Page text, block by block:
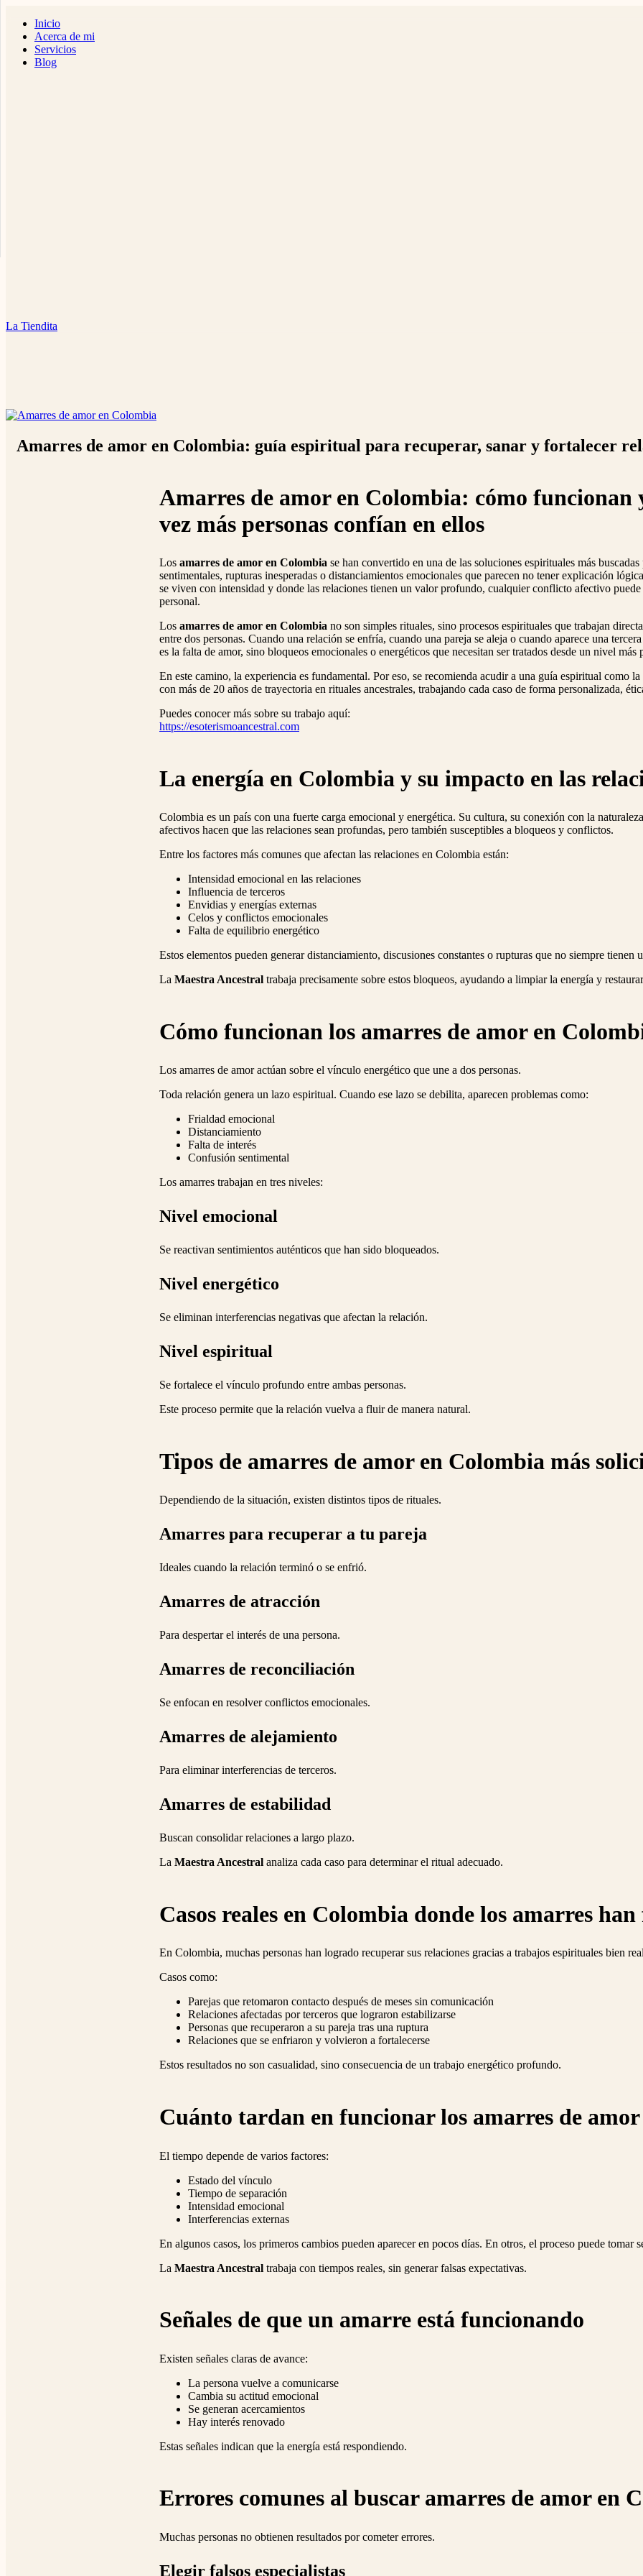
Inicio
Acerca de mi
Servicios
Blog
La Tiendita
Amarres de amor en Colombia: guía espiritual para recuperar, sanar y fortalecer
Amarres de amor en Colombia: cómo funcionan
vez más personas confían en ellos
Los amarres de amor en Colombia se han convertido en una de las soluciones espirituales más
sentimentales, rupturas inesperadas o distanciamientos emocionales que parecen no tener explicación
se viven con intensidad y donde las relaciones tienen un valor profundo, cualquier conflicto afectivo
personal.
Los amarres de amor en Colombia no son simples rituales, sino procesos espirituales que trabajan
entre dos personas. Cuando una relación se enfría, cuando una pareja se aleja o cuando aparece una
es la falta de amor, sino bloqueos emocionales o energéticos que necesitan ser tratados desde un nivel más
En este camino, la experiencia es fundamental. Por eso, se recomienda acudir a una guía espiritual como la
con más de 20 años de trayectoria en rituales ancestrales, trabajando cada caso de forma personalizada,
Puedes conocer más sobre su trabajo aquí:
https://esoterismoancestral.com
La energía en Colombia y su impacto en las
Colombia es un país con una fuerte carga emocional y energética. Su cultura, su conexión con la
afectivos hacen que las relaciones sean profundas, pero también susceptibles a bloqueos y conflictos.
Entre los factores más comunes que afectan las relaciones en Colombia están:
Intensidad emocional en las relaciones
Influencia de terceros
Envidias y energías externas
Celos y conflictos emocionales
Falta de equilibrio energético
Estos elementos pueden generar distanciamiento, discusiones constantes o rupturas que no siempre tienen
La Maestra Ancestral trabaja precisamente sobre estos bloqueos, ayudando a limpiar la energía y
Cómo funcionan los amarres de amor en
Los amarres de amor actúan sobre el vínculo energético que une a dos personas.
Toda relación genera un lazo espiritual. Cuando ese lazo se debilita, aparecen problemas como:
Frialdad emocional
Distanciamiento
Falta de interés
Confusión sentimental
Los amarres trabajan en tres niveles:
Nivel emocional
Se reactivan sentimientos auténticos que han sido bloqueados.
Nivel energético
Se eliminan interferencias negativas que afectan la relación.
Nivel espiritual
Se fortalece el vínculo profundo entre ambas personas.
Este proceso permite que la relación vuelva a fluir de manera natural.
Tipos de amarres de amor en Colombia más
Dependiendo de la situación, existen distintos tipos de rituales.
Amarres para recuperar a tu pareja
Ideales cuando la relación terminó o se enfrió.
Amarres de atracción
Para despertar el interés de una persona.
Amarres de reconciliación
Se enfocan en resolver conflictos emocionales.
Amarres de alejamiento
Para eliminar interferencias de terceros.
Amarres de estabilidad
Buscan consolidar relaciones a largo plazo.
La Maestra Ancestral analiza cada caso para determinar el ritual adecuado.
Casos reales en Colombia donde los amarres
En Colombia, muchas personas han logrado recuperar sus relaciones gracias a trabajos espirituales bien
Casos como:
Parejas que retomaron contacto después de meses sin comunicación
Relaciones afectadas por terceros que lograron estabilizarse
Personas que recuperaron a su pareja tras una ruptura
Relaciones que se enfriaron y volvieron a fortalecerse
Estos resultados no son casualidad, sino consecuencia de un trabajo energético profundo.
Cuánto tardan en funcionar los amarres de
El tiempo depende de varios factores:
Estado del vínculo
Tiempo de separación
Intensidad emocional
Interferencias externas
En algunos casos, los primeros cambios pueden aparecer en pocos días. En otros, el proceso puede tomar
La Maestra Ancestral trabaja con tiempos reales, sin generar falsas expectativas.
Señales de que un amarre está funcionando
Existen señales claras de avance:
La persona vuelve a comunicarse
Cambia su actitud emocional
Se generan acercamientos
Hay interés renovado
Estas señales indican que la energía está respondiendo.
Errores comunes al buscar amarres de amor en
Muchas personas no obtienen resultados por cometer errores.
Elegir falsos especialistas